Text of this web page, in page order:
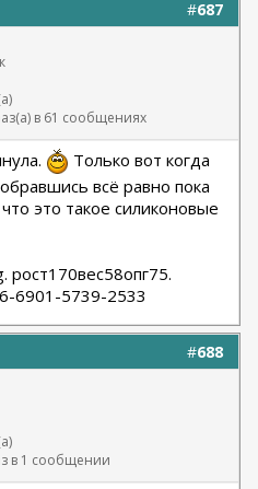
#687
в 61 сообщениях
Только вот когда
всё равно пока
это такое силиконовые
рост170вес58опг75.
6901-5739-2533
#688
в 1 сообщении